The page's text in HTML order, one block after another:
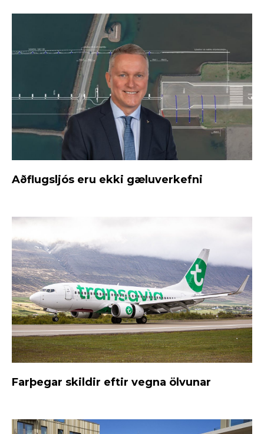
Aðflugsljós eru ekki gæluverkefni
Farþegar skildir eftir vegna ölvunar